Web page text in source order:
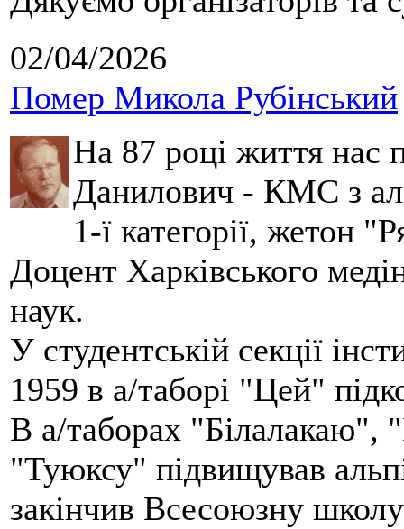
02/04/2026
Помер Микола Рубінський
На 87 році життя нас
Данилович - КМС з
1-ї категорії, жетон
Доцент Харківського
наук.
У студентській секції
1959 в а/таборі "Цей"
В а/таборах "Білалакаю",
"Туюксу" підвищував
закінчив Всесоюзну